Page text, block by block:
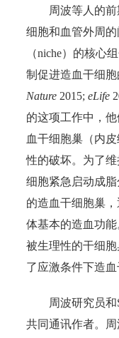
周波等人的前
细胞和血管外周
（niche）的核心
制促进造血干细
Nature 2015;eLife
的这项工作中，
血干细胞巢（内
性的破坏。为了
细胞紧急启动成
的造血干细胞巢
体基本的造血功
被生理性的干细
了应激条件下造血
周波研究员和
共同通讯作者。周